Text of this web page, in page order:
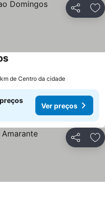
Partilhar
de Centro da cidade
Ver preços
Partilhar